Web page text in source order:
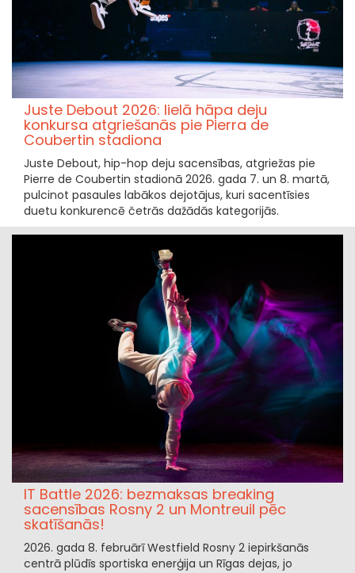
Juste Debout 2026: lielā hāpa deju
konkursa atgriešanās pie Pierra de
Coubertin stadiona
Juste Debout, hip-hop deju sacensības, atgriežas pie
Pierre de Coubertin stadionā 2026. gada 7. un 8. martā,
pulcinot pasaules labākos dejotājus, kuri sacentīsies
duetu konkurencē četrās dažādās kategorijās.
IT Battle 2026: bezmaksas breaking
sacensības Rosny 2 un Montreuil pēc
skatīšanās!
2026. gada 8. februārī Westfield Rosny 2 iepirkšanās
centrā plūdīs sportiska enerģija un Rīgas dejas, jo